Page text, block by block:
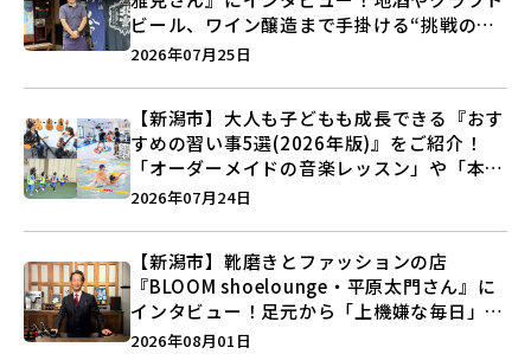
ビール、ワイン醸造まで手掛ける“挑戦の歴
史”に迫る♪
2026年07月25日
【新潟市】大人も子どもも成長できる『おす
すめの習い事5選(2026年版)』をご紹介！
「オーダーメイドの音楽レッスン」や「本格
キックボクシング」で新しい自分を見つけよ
2026年07月24日
【新潟市】靴磨きとファッションの店
『BLOOM shoelounge・平原太門さん』に
インタビュー！足元から「上機嫌な毎日」を
つくる装いの提案とは？
2026年08月01日